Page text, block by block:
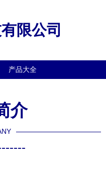
限公司
产品大全
介